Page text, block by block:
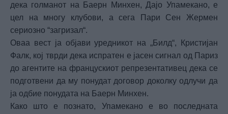
дека голманот на Баерн Минхен, Дајо Упамекано, е
цел на многу клубови, а сега Пари Сен Жермен
сериозно “загризал“.
Оваа вест ја објави уредникот на „Билд“, Кристијан
Фалк, кој тврди дека испратен е јасен сигнал од Париз
до агентите на францускиот репрезентативец дека се
подготвени да му понудат договор доколку одлучи да
ја одбие понудата на Баерн Минхен.
Како што е познато, Упамекано е во последната